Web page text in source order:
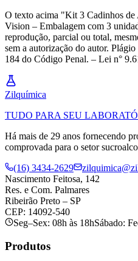
O texto acima "Kit 3 Cadinhos
Vision – Embalagem com 3
reprodução, parcial ou total,
sem a autorização do autor.
184 do Código Penal. – Lei n°
Zilquímica
TUDO PARA SEU
Há mais de 29 anos fornecendo
comprovada para o setor
(16) 3434-2629
Nascimento Feitosa, 142
Res. e Com. Palmares
Ribeirão Preto – SP
CEP: 14092-540
Seg–Sex: 08h às 18hSábado:
Produtos